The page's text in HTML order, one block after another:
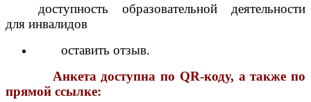
доступность образовательной деятельности
для инвалидов
оставить отзыв.
Анкета доступна по QR-коду, а также по
прямой ссылке: